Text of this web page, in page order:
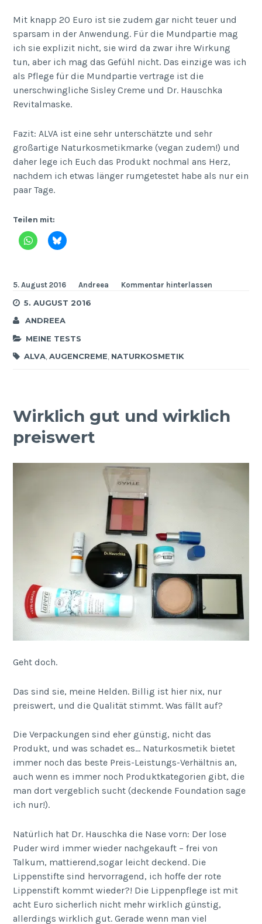
Mit knapp 20 Euro ist sie zudem gar nicht teuer und
sparsam in der Anwendung. Für die Mundpartie mag
ich sie explizit nicht, sie wird da zwar ihre Wirkung
tun, aber ich mag das Gefühl nicht. Das einzige was ich
als Pflege für die Mundpartie vertrage ist die
unerschwingliche Sisley Creme und Dr. Hauschka
Revitalmaske.
Fazit: ALVA ist eine sehr unterschätzte und sehr
großartige Naturkosmetikmarke (vegan zudem!) und
daher lege ich Euch das Produkt nochmal ans Herz,
nachdem ich etwas länger rumgetestet habe als nur ein
paar Tage.
Teilen mit:
5. August 2016 Andreea Kommentar hinterlassen
5. AUGUST 2016
ANDREEA
MEINE TESTS
ALVA,AUGENCREME, NATURKOSMETIK
Wirklich gut und wirklich
preiswert
Geht doch.
Das sind sie, meine Helden. Billig ist hier nix, nur
preiswert, und die Qualität stimmt. Was fällt auf?
Die Verpackungen sind eher günstig, nicht das
Produkt, und was schadet es… Naturkosmetik bietet
immer noch das beste Preis-Leistungs-Verhältnis an,
auch wenn es immer noch Produktkategorien gibt, die
man dort vergeblich sucht (deckende Foundation sage
ich nur!).
Natürlich hat Dr. Hauschka die Nase vorn: Der lose
Puder wird immer wieder nachgekauft – frei von
Talkum, mattierend,sogar leicht deckend. Die
Lippenstifte sind hervorragend, ich hoffe der rote
Lippenstift kommt wieder?! Die Lippenpflege ist mit
acht Euro sicherlich nicht mehr wirklich günstig,
allerdings wirklich gut. Gerade wenn man viel